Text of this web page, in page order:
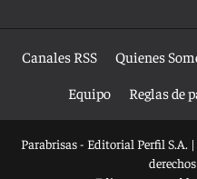
Canales RSS Quienes
Equipo
Reglas de
Parabrisas - Editorial Perfil S.A.